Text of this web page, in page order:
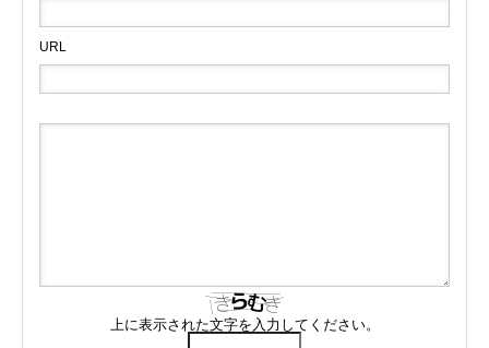
URL
上に表示された文字を入力してください。